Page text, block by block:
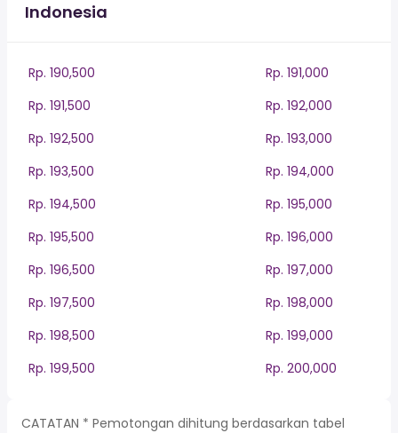
Indonesia
Rp. 190,500
Rp. 191,000
Rp. 191,500
Rp. 192,000
Rp. 192,500
Rp. 193,000
Rp. 193,500
Rp. 194,000
Rp. 194,500
Rp. 195,000
Rp. 195,500
Rp. 196,000
Rp. 196,500
Rp. 197,000
Rp. 197,500
Rp. 198,000
Rp. 198,500
Rp. 199,000
Rp. 199,500
Rp. 200,000
CATATAN * Pemotongan dihitung berdasarkan tabel